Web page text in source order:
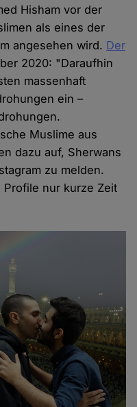
Hisham vor der
als eines der
angesehen wird. Der
2020: "Daraufhin
massenhaft
ein –
Muslime aus
dazu auf, Sherwans
zu melden.
nur kurze Zeit